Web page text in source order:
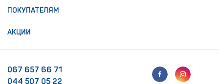
ПОКУПАТЕЛЯМ
АКЦИИ
067 657 66 71
044 507 05 22